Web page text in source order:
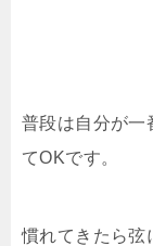
普段は自分が一
てOKです。
慣れてきたら弦